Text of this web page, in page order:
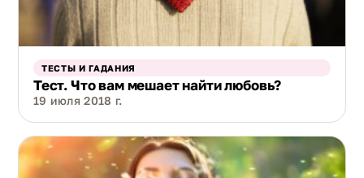
ТЕСТЫ И ГАДАНИЯ
Тест. Что вам мешает найти любовь?
19 июля 2018 г.